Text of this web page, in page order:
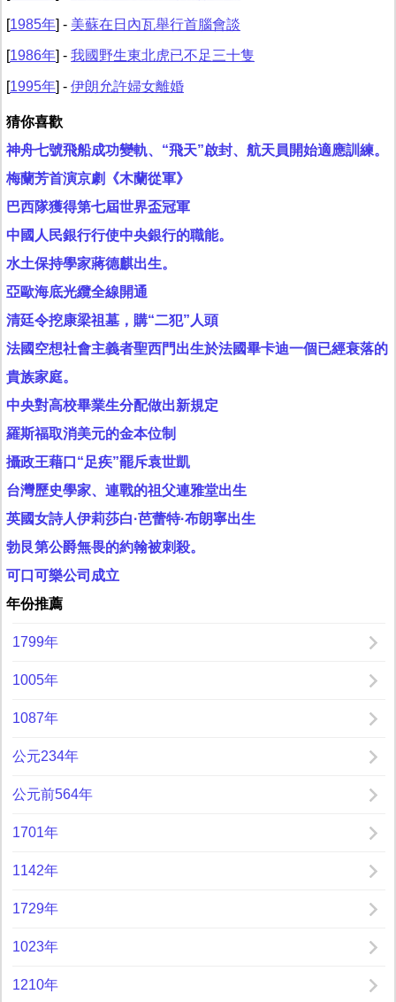
[1985年] - 美蘇在日內瓦舉行首腦會談
[1986年] - 我國野生東北虎已不足三十隻
[1995年] - 伊朗允許婦女離婚
猜你喜歡
神舟七號飛船成功變軌、“飛天”啟封、航天員開始適應訓練。
梅蘭芳首演京劇《木蘭從軍》
巴西隊獲得第七屆世界盃冠軍
中國人民銀行行使中央銀行的職能。
水土保持學家蔣德麒出生。
亞歐海底光纜全線開通
清廷令挖康梁祖墓，購“二犯”人頭
法國空想社會主義者聖西門出生於法國畢卡迪一個已經衰落的
貴族家庭。
中央對高校畢業生分配做出新規定
羅斯福取消美元的金本位制
攝政王藉口“足疾”罷斥袁世凱
台灣歷史學家、連戰的祖父連雅堂出生
英國女詩人伊莉莎白·芭蕾特·布朗寧出生
勃艮第公爵無畏的約翰被刺殺。
可口可樂公司成立
年份推薦
1799年
1005年
1087年
公元234年
公元前564年
1701年
1142年
1729年
1023年
1210年